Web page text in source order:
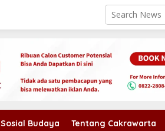
Sosial Budaya Tentang Cakrawarta